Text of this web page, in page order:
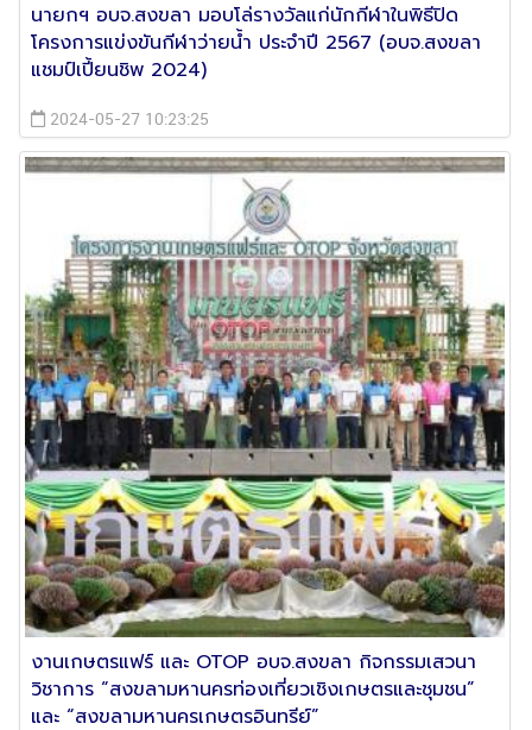
นายกฯ อบจ.สงขลา มอบโล่รางวัลแก่นักกีฬาในพิธีปิด
โครงการแข่งขันกีฬาว่ายน้ำ ประจำปี 2567 (อบจ.สงขลา
แชมป์เปี้ยนชิพ 2024)
2024-05-27 10:23:25
งานเกษตรแฟร์ และ OTOP อบจ.สงขลา กิจกรรมเสวนา
วิชาการ “สงขลามหานครท่องเที่ยวเชิงเกษตรและชุมชน”
และ “สงขลามหานครเกษตรอินทรีย์”